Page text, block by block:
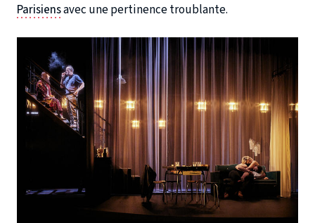
Parisiensavec une pertinence troublante.